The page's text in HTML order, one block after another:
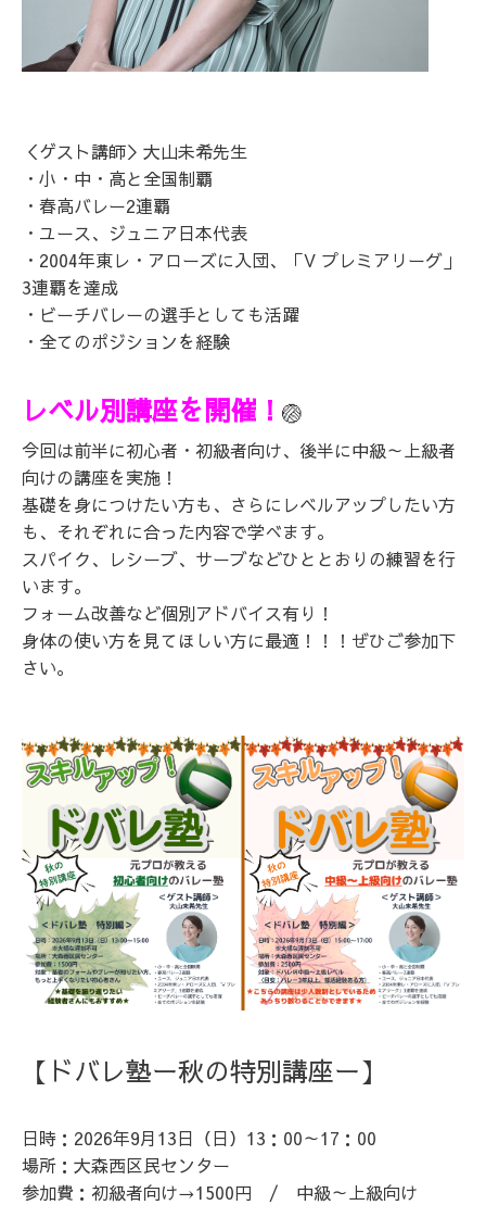
＜ゲスト講師＞大山未希先生
・小・中・高と全国制覇
・春高バレー2連覇
・ユース、ジュニア日本代表
・2004年東レ・アローズに入団、「V プレミアリーグ」
3連覇を達成
・ビーチバレーの選手としても活躍
・全てのポジションを経験
レベル別講座を開催！ 🏐
今回は前半に初心者・初級者向け、後半に中級～上級者
向けの講座を実施！
基礎を身につけたい方も、さらにレベルアップしたい方
も、それぞれに合った内容で学べます。
スパイク、レシーブ、サーブなどひととおりの練習を行
います。
フォーム改善など個別アドバイス有り！
身体の使い方を見てほしい方に最適！！！ぜひご参加下
さい。
【ドバレ塾ー秋の特別講座ー】
日時：2026年9月13日（日）13：00～17：00
場所：大森西区民センター
参加費：初級者向け→1500円 / 中級～上級向け